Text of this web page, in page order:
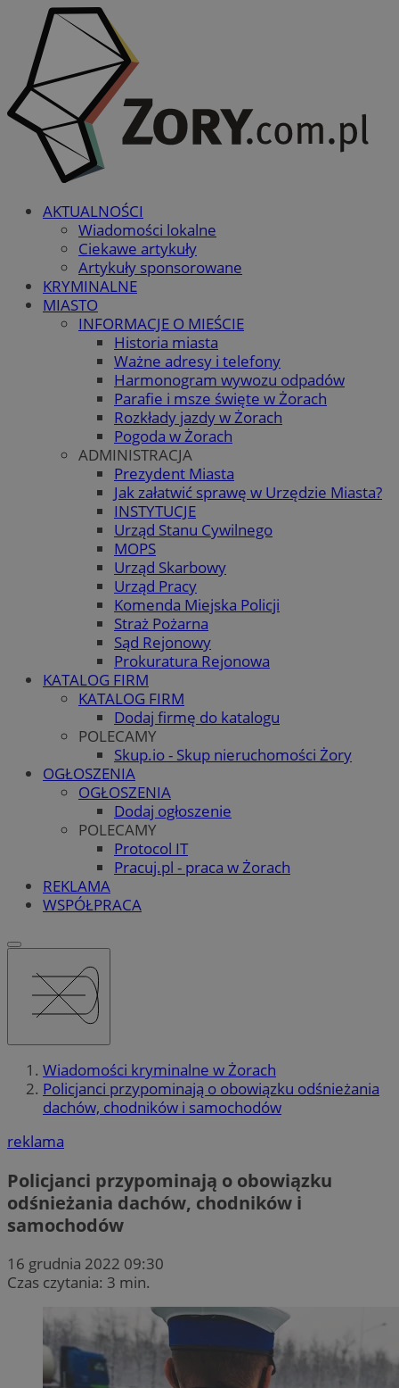
AKTUALNOŚCI
Wiadomości lokalne
Ciekawe artykuły
Artykuły sponsorowane
KRYMINALNE
MIASTO
INFORMACJE O MIEŚCIE
Historia miasta
Ważne adresy i telefony
Harmonogram wywozu odpadów
Parafie i msze święte w Żorach
Rozkłady jazdy w Żorach
Pogoda w Żorach
ADMINISTRACJA
Prezydent Miasta
Jak załatwić sprawę w Urzędzie Miasta?
INSTYTUCJE
Urząd Stanu Cywilnego
MOPS
Urząd Skarbowy
Urząd Pracy
Komenda Miejska Policji
Straż Pożarna
Sąd Rejonowy
Prokuratura Rejonowa
KATALOG FIRM
KATALOG FIRM
Dodaj firmę do katalogu
POLECAMY
Skup.io - Skup nieruchomości Żory
OGŁOSZENIA
OGŁOSZENIA
Dodaj ogłoszenie
POLECAMY
Protocol IT
Pracuj.pl - praca w Żorach
REKLAMA
WSPÓŁPRACA
Wiadomości kryminalne w Żorach
Policjanci przypominają o obowiązku odśnieżania
dachów, chodników i samochodów
reklama
Policjanci przypominają o obowiązku
odśnieżania dachów, chodników i
samochodów
16 grudnia 2022 09:30
Czas czytania: 3 min.